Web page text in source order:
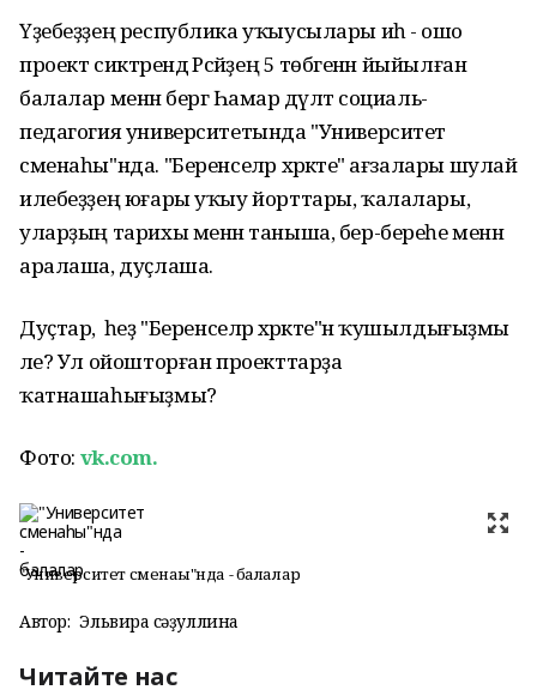
Үҙебеҙҙең республика уҡыусылары иһә - ошо
проект сиктәрендә Рәсәйҙең 5 төбәгенән йыйылған
балалар менән бергә Һамар дәүләт социаль-
педагогия университетында "Университет
сменаһы"нда. "Беренселәр хәрәкәте" ағзалары шулай
илебеҙҙең юғары уҡыу йорттары, ҡалалары,
уларҙың тарихы менән таныша, бер-береһе менән
аралаша, дуҫлаша.
Дуҫтар, ә һеҙ "Беренселәр хәрәкәте"нә ҡушылдығыҙмы
әле? Ул ойошторған проекттарҙа
ҡатнашаһығыҙмы?
Фото: vk.com.
"Университет сменаһы"нда - балалар
Автор: Эльвира Әсәҙуллина
Читайте нас